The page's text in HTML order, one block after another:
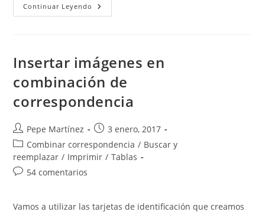
Continuar Leyendo Buscar
Gráficos
Insertar imágenes en
combinación de
correspondencia
Autor
de
la
entrada:
Pepe Martínez
Publicación
de
la
3 enero, 2017
Categoría
de
la
Combinar correspondencia / Buscar y
reemplazar / Imprimir / Tablas
Comentarios
entrada:
54 comentarios
Vamos a utilizar las tarjetas de identificación que creamos